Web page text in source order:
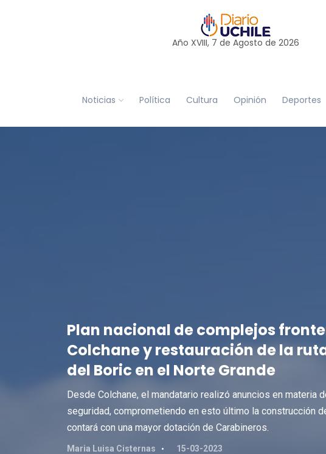
Año XVIII, 7 de Agosto de 2026
Noticias Política Cultura Opinión Deportes
Plan nacional de complejos
Colchane y restauración de la
del Boric en el Norte Grande
Desde Colchane, el mandatario realizó anuncios en materia
seguridad, comprometiendo en esto último la construcción
contará con una mayor dotación de Carabineros.
Maria Luisa Cisternas 15-03-2023